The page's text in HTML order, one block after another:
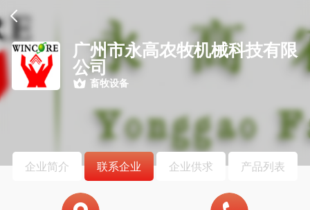
广州市永高农牧机械科技有限
公司
畜牧设备
企业简介 联系企业 企业供求 产品列表